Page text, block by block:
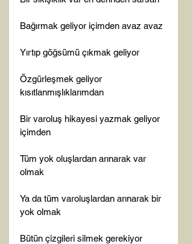
Bağırmak geliyor içimden avaz avaz
Yırtıp göğsümü çıkmak geliyor
Özgürleşmek geliyor
kısıtlanmışlıklarımdan
Bir varoluş hikayesi yazmak geliyor
içimden
Tüm yok oluşlardan arınarak var
olmak
Ya da tüm varoluşlardan arınarak bir
yok olmak
Bütün çizgileri silmek gerekiyor